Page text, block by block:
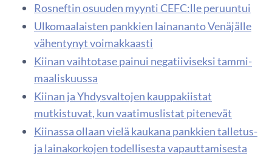
Rosneftin osuuden myynti CEFC:lle peruuntui
Ulkomaalaisten pankkien lainananto Venäjälle
vähentynyt voimakkaasti
Kiinan vaihtotase painui negatiiviseksi tammi-
maaliskuussa
Kiinan ja Yhdysvaltojen kauppakiistat
mutkistuvat, kun vaatimuslistat pitenevät
Kiinassa ollaan vielä kaukana pankkien talletus-
ja lainakorkojen todellisesta vapauttamisesta